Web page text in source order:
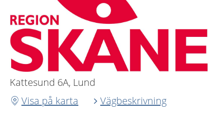
Kattesund 6A, Lund
Visa på karta
Vägbeskrivning